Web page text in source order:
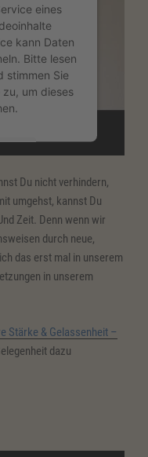
eines
kann Daten
Bitte lesen
stimmen Sie
um dieses
Consent
eRecht24
Du nicht verhindern,
umgehst, kannst Du
Zeit. Denn wenn wir
durch neue,
das erst mal in unserem
in unserem
Stärke & Gelassenheit –
dazu